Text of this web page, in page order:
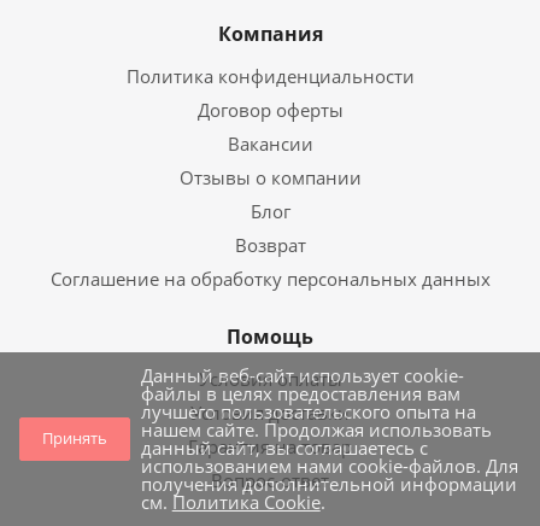
Компания
Политика конфиденциальности
Договор оферты
Вакансии
Отзывы о компании
Блог
Возврат
Соглашение на обработку персональных данных
Помощь
Условия оплаты
Условия доставки
Гарантия на товар
Вопрос-ответ
Принять
Данный веб-сайт использует cookie-
файлы в целях предоставления вам
лучшего пользовательского опыта на
нашем сайте. Продолжая использовать
данный сайт, вы соглашаетесь с
использованием нами cookie-файлов. Для
получения дополнительной информации
см. Политика Cookie.